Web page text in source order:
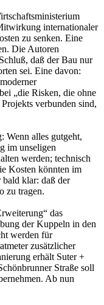
internationaler
zu senken. Eine
Die Autoren
daß der Bau nur
sei. Eine davon:
„die Risken, die ohne
verbunden sind,
Wenn alles gutgeht,
im unseligen
werden; technisch
Kosten könnten im
bald klar: daß der
zu tragen.
das
der Kuppeln in den
werden für
zusätzlicher
erhält Suter +
Straße soll
Ab nun